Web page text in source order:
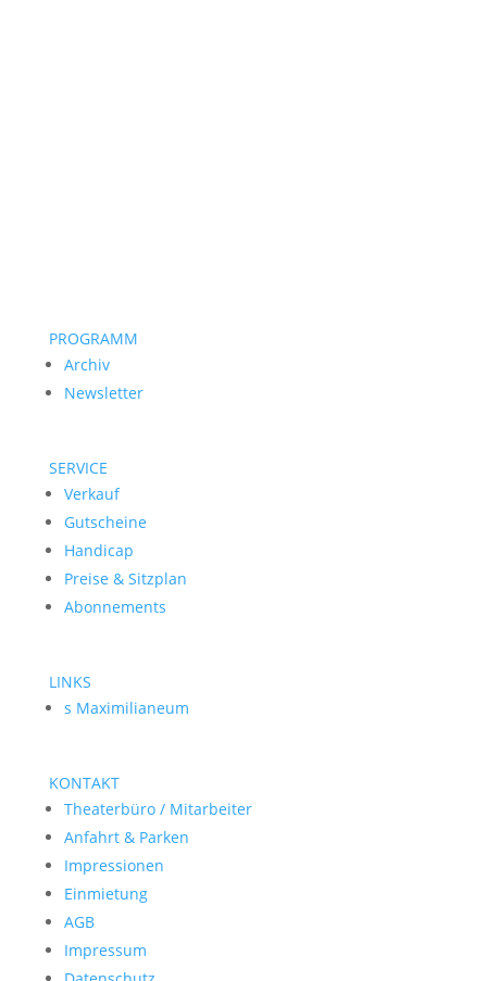
PROGRAMM
Archiv
Newsletter
SERVICE
Verkauf
Gutscheine
Handicap
Preise & Sitzplan
Abonnements
LINKS
s Maximilianeum
KONTAKT
Theaterbüro / Mitarbeiter
Anfahrt & Parken
Impressionen
Einmietung
AGB
Impressum